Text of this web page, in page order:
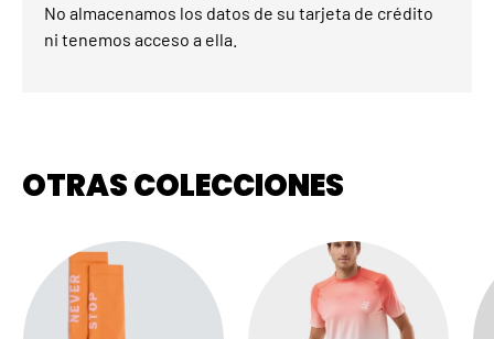
No almacenamos los datos de su tarjeta de crédito
ni tenemos acceso a ella.
OTRAS COLECCIONES